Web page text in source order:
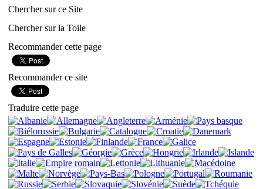
Chercher sur ce Site
Chercher sur la Toile
Recommander cette page
Recommander ce site
Traduire cette page